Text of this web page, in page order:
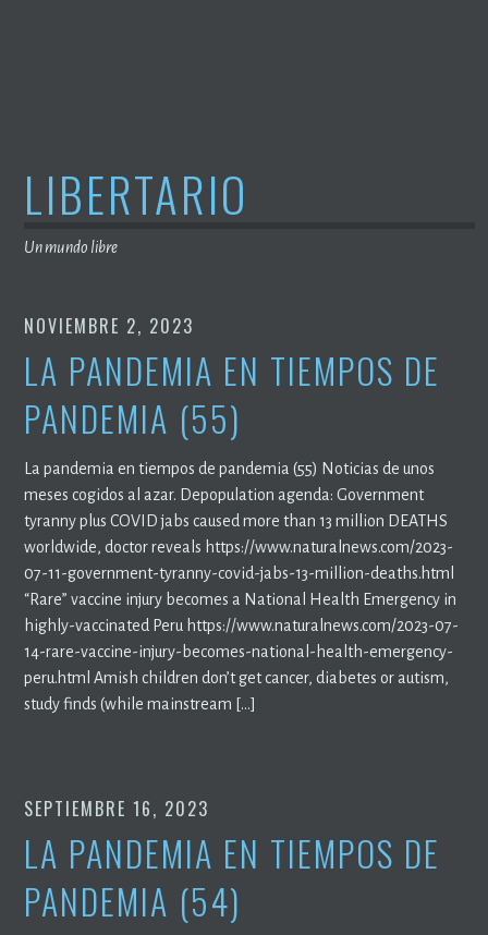
LIBERTARIO
Un mundo libre
NOVIEMBRE 2, 2023
LA PANDEMIA EN TIEMPOS DE
PANDEMIA (55)
La pandemia en tiempos de pandemia (55) Noticias de unos
meses cogidos al azar. Depopulation agenda: Government
tyranny plus COVID jabs caused more than 13 million DEATHS
worldwide, doctor reveals https://www.naturalnews.com/2023-
07-11-government-tyranny-covid-jabs-13-million-deaths.html
“Rare” vaccine injury becomes a National Health Emergency in
highly-vaccinated Peru https://www.naturalnews.com/2023-07-
14-rare-vaccine-injury-becomes-national-health-emergency-
peru.html Amish children don’t get cancer, diabetes or autism,
study finds (while mainstream […]
SEPTIEMBRE 16, 2023
LA PANDEMIA EN TIEMPOS DE
PANDEMIA (54)